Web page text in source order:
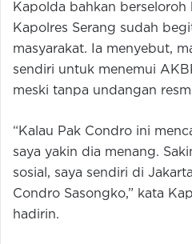
Kapolda bahkan
Kapolres Serang sudah
masyarakat. Ia menyebut,
sendiri untuk menemui
meski tanpa undangan
“Kalau Pak Condro ini
saya yakin dia menang.
sosial, saya sendiri di
Condro Sasongko,” kata
hadirin.